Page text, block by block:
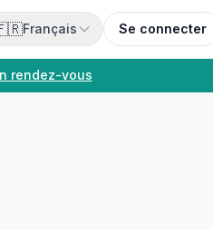
Français Se connecter
rendez-vous